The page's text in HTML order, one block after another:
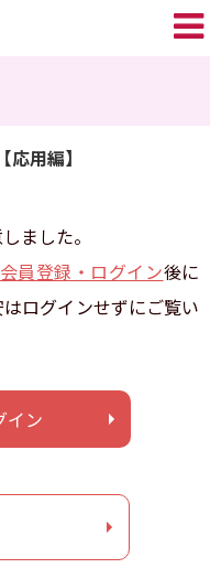
集
ン
応用編】
ました。
会員登録・ログイン後に
ログインせずにご覧い
イン